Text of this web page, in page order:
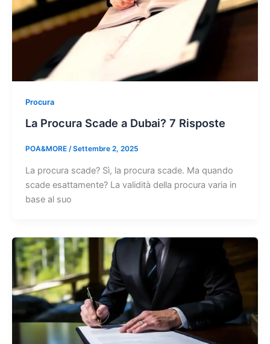
Procura
La Procura Scade a Dubai? 7 Risposte
POA&MORE /Settembre 2, 2025
La procura scade? Sì, la procura scade. Ma quando
scade esattamente? La validità della procura varia in
base al suo